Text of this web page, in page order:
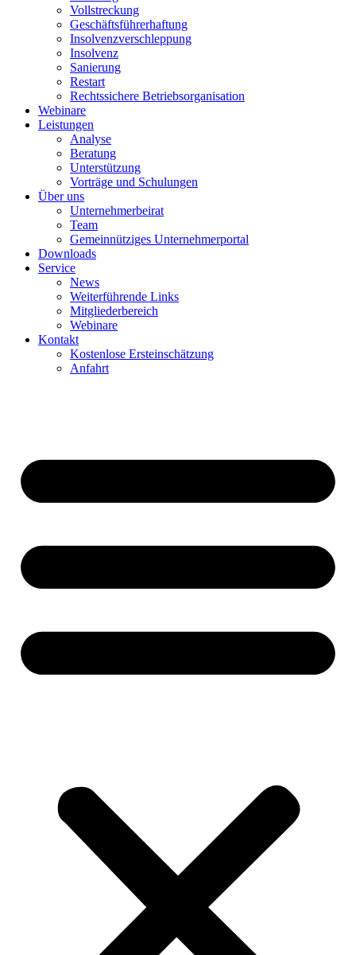
Vollstreckung
Geschäftsführerhaftung
Insolvenzverschleppung
Insolvenz
Sanierung
Restart
Rechtssichere Betriebsorganisation
Webinare
Leistungen
Analyse
Beratung
Unterstützung
Vorträge und Schulungen
Über uns
Unternehmerbeirat
Team
Gemeinnütziges Unternehmerportal
Downloads
Service
News
Weiterführende Links
Mitgliederbereich
Webinare
Kontakt
Kostenlose Ersteinschätzung
Anfahrt